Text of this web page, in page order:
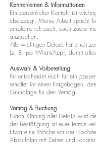
Kennenlernen & Informationen
Ein persönlicher Kontakt ist
überzeugt: Meine Arbeit spricht
empfehle ich euch, euch zuerst
anzusehen.
Alle wichtigen Details halte ich
(z. B. per WhatsApp), damit
Auswahl & Vorbereitung
Ihr entscheidet euch für ein
erhaltet ihr einen Fragebogen,
Grundlage für den Vertrag.
Vertrag & Buchung
Nach Klärung aller Details wird
der Bestätigung ist euer Termin
Etwa eine Woche vor der
Ablaufplan mit Zeiten und